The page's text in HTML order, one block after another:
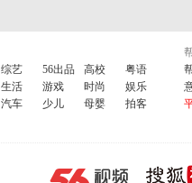
综艺 56出品 高校
粤语
生活 游戏 时尚
娱乐
汽车 少儿 母婴 拍客